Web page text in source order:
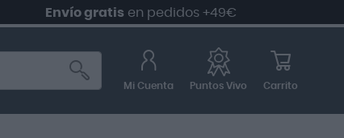
Envío gratisen pedidos +49€
Mi Cuenta Puntos Vivo Carrito